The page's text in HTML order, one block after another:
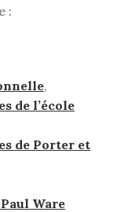
:
,
de l’école
de Porter et
Ware